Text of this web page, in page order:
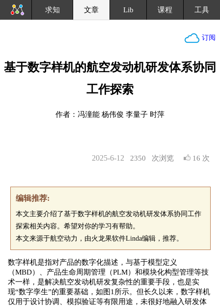
求知 文章 Lib 课程 工具
订阅
基于数字样机的航空发动机研发体系协同
工作探索
作者：冯潼能 杨伟俊 李量子 时萍
2350 次浏览 16 次
2025-6-12
编辑推荐:
本文主要介绍了基于数字样机的航空发动机研发体系协同工作
探索相关内容。希望对你的学习有帮助。
本文来源于航空动力，由火龙果软件Linda编辑，推荐。
数字样机是指对产品的数字化描述，与基于模型定义
（MBD）、产品生命周期管理（PLM）和模块化构型管理等技
术一样，是解决航空发动机研发复杂性的重要手段，也是实
现“数字孪生”的重要基础，如图1所示。但长久以来，数字样机
仅用于设计协调、模拟验证等有限用途，未很好地融入研发体